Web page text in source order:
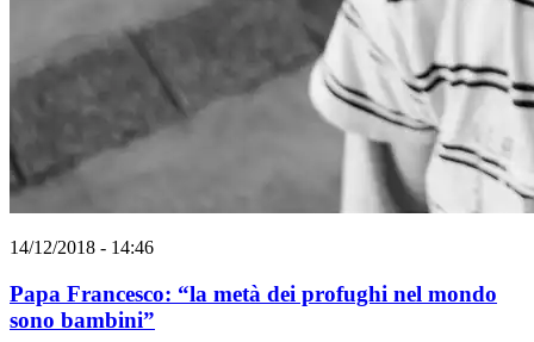
14/12/2018 - 14:46
Papa Francesco: “la metà dei profughi nel mondo
sono bambini”